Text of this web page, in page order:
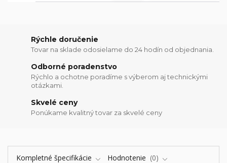
Rýchle doručenie
Tovar na sklade odosielame do 24 hodín od objednania.
Odborné poradenstvo
Rýchlo a ochotne poradíme s výberom aj technickými
otázkami.
Skvelé ceny
Ponúkame kvalitný tovar za skvelé ceny
Kompletné špecifikácie Hodnotenie
0